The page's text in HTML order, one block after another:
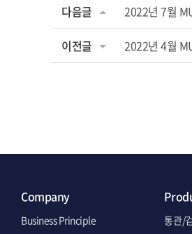
다음글 2022년 7월
이전글 2022년 4월
Company
Business Principle
통관/